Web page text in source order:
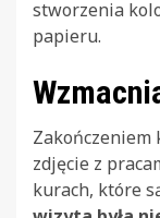
stworzenia
papieru.
Zakończeniem
zdjęcie z
kurach, które